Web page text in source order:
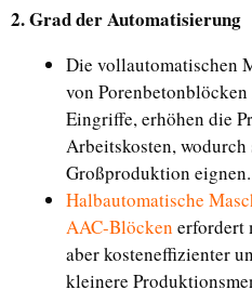
2. Grad der Automatisierung
Die vollautomatischen
von
Eingriffe, erhöhen die
Arbeitskosten,
Großproduktion eignen.
Halbautomatische
AAC-Blöcken erfordert
aber kosteneffizienter
kleinere